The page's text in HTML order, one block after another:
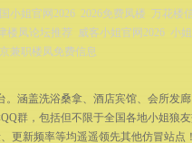
小姐官网2026 2026免费凤楼 万花楼
楼凤论坛推荐 威客小姐官网2026 小
兼职楼凤免费信息
涵盖洗浴桑拿、酒店宾馆、会所发
群，包括但不限于全国各地小姐狼
更新频率等均遥遥领先其他仿冒站点